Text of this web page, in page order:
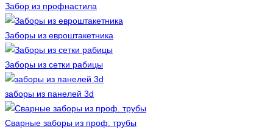
Забор из профнастила
Заборы из евроштакетника
Заборы из сетки рабицы
заборы из панелей 3d
Сварные заборы из проф. трубы